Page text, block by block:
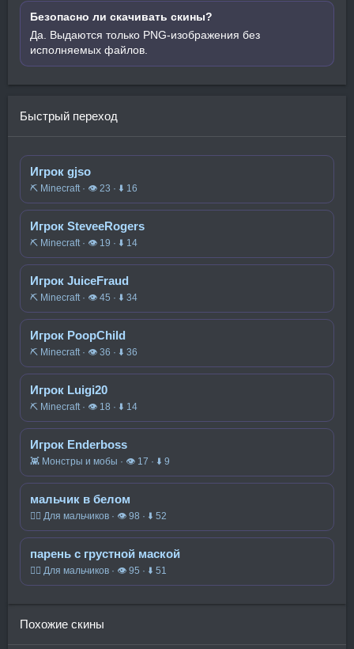
Безопасно ли скачивать скины?
Да. Выдаются только PNG-изображения без
исполняемых файлов.
Быстрый переход
Игрок gjso
⛏️ Minecraft · 👁 23 · ⬇ 16
Игрок SteveeRogers
⛏️ Minecraft · 👁 19 · ⬇ 14
Игрок JuiceFraud
⛏️ Minecraft · 👁 45 · ⬇ 34
Игрок PoopChild
⛏️ Minecraft · 👁 36 · ⬇ 36
Игрок Luigi20
⛏️ Minecraft · 👁 18 · ⬇ 14
Игрок Enderboss
👾 Монстры и мобы · 👁 17 · ⬇ 9
мальчик в белом
🧍‍♂️ Для мальчиков · 👁 98 · ⬇ 52
парень с грустной маской
🧍‍♂️ Для мальчиков · 👁 95 · ⬇ 51
Похожие скины